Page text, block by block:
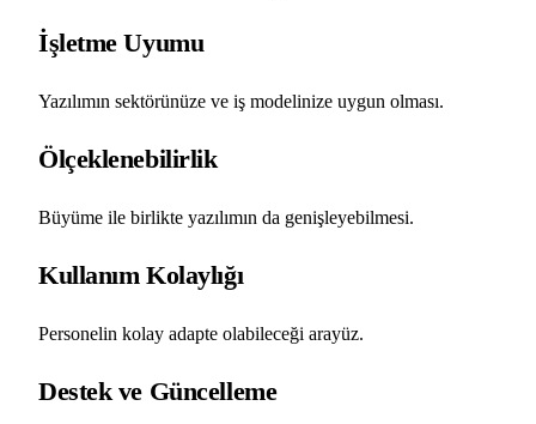
İşletme Uyumu
Yazılımın sektörünüze ve iş modelinize uygun olması.
Ölçeklenebilirlik
Büyüme ile birlikte yazılımın da genişleyebilmesi.
Kullanım Kolaylığı
Personelin kolay adapte olabileceği arayüz.
Destek ve Güncelleme